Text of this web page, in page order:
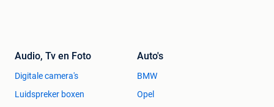
Audio, Tv en Foto
Digitale camera's
Luidspreker boxen
Auto's
BMW
Opel